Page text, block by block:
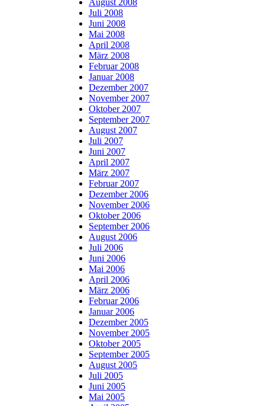
Juli 2008
Juni 2008
Mai 2008
April 2008
März 2008
Februar 2008
Januar 2008
Dezember 2007
November 2007
Oktober 2007
September 2007
August 2007
Juli 2007
Juni 2007
April 2007
März 2007
Februar 2007
Dezember 2006
November 2006
Oktober 2006
September 2006
August 2006
Juli 2006
Juni 2006
Mai 2006
April 2006
März 2006
Februar 2006
Januar 2006
Dezember 2005
November 2005
Oktober 2005
September 2005
August 2005
Juli 2005
Juni 2005
Mai 2005